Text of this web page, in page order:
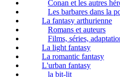
Conan et les autres
Les barbares dans la
La fantasy arthurienne
Romans et auteurs
Films, séries,
La light fantasy
La romantic fantasy
L'urban fantasy
la bit-lit